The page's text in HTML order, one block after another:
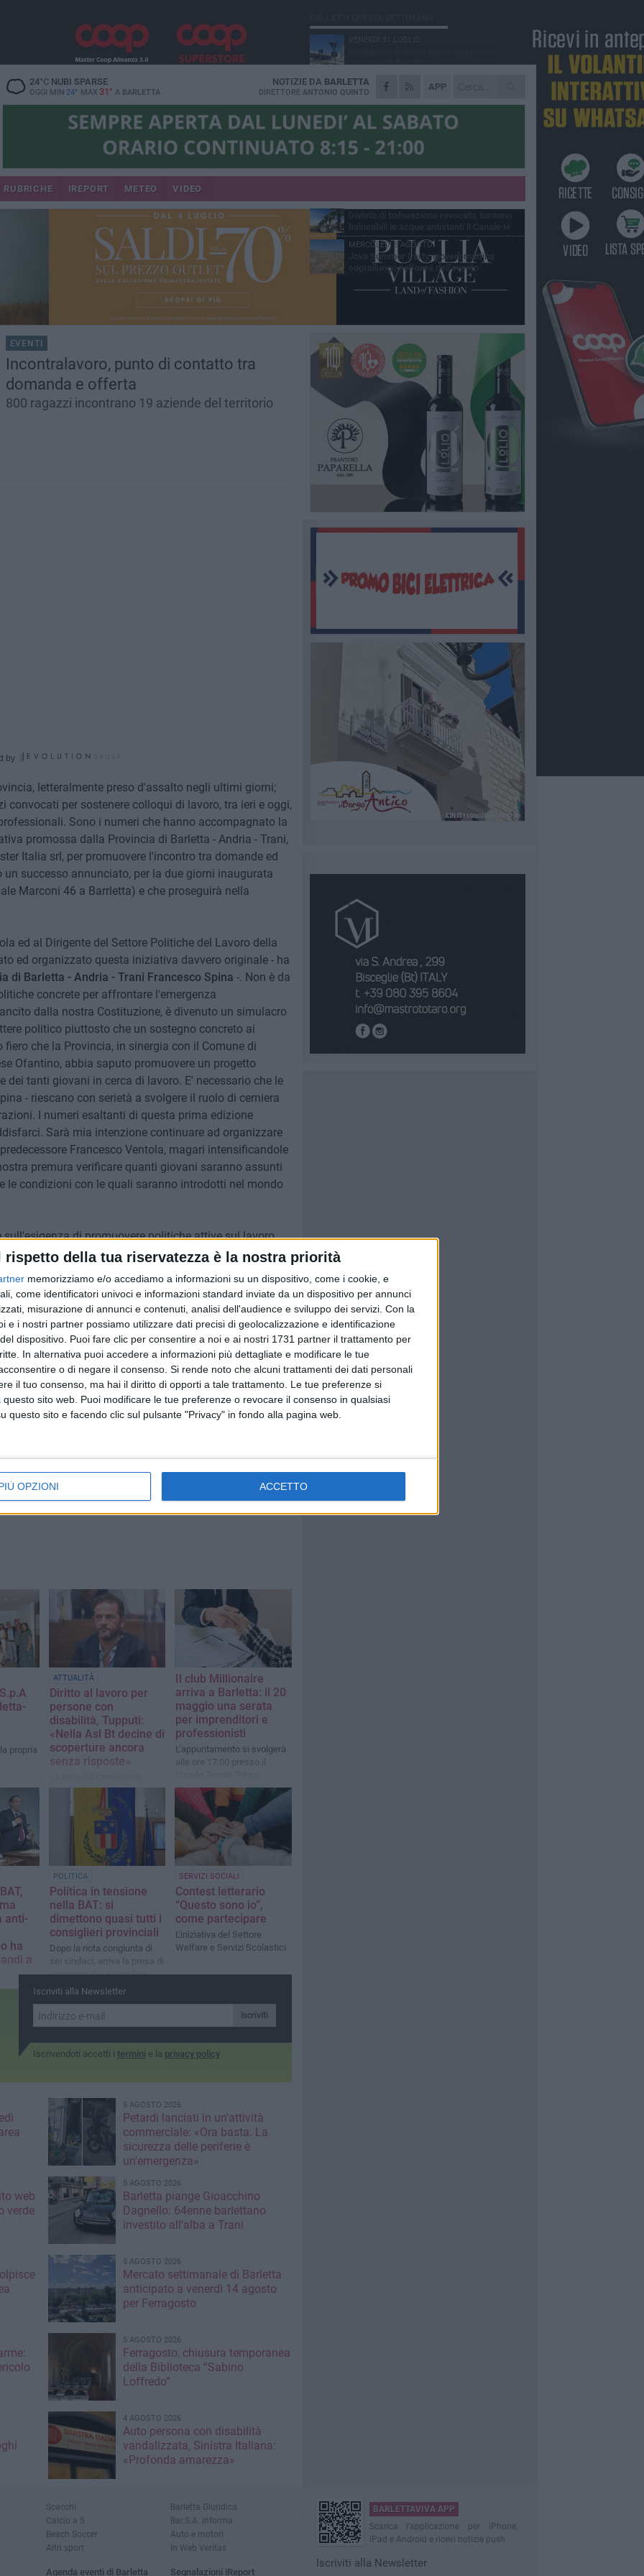
rispetto della tua riservatezza è la nostra priorità
memorizziamo e/o accediamo a informazioni su un dispositivo, come i cookie, e
come identificatori univoci e informazioni standard inviate da un dispositivo per annunci
misurazione di annunci e contenuti, analisi dell'audience e sviluppo dei servizi. Con la
e i nostri partner possiamo utilizzare dati precisi di geolocalizzazione e identificazione
dispositivo. Puoi fare clic per consentire a noi e ai nostri 1731 partner il trattamento per
In alternativa puoi accedere a informazioni più dettagliate e modificare le tue
o di negare il consenso. Si rende noto che alcuni trattamenti dei dati personali
il tuo consenso, ma hai il diritto di opporti a tale trattamento. Le tue preferenze si
sito web. Puoi modificare le tue preferenze o revocare il consenso in qualsiasi
questo sito e facendo clic sul pulsante "Privacy" in fondo alla pagina web.
OPZIONI ACCETTO
24°CNUBI SPARSE
OGGI MIN 24° MAX 31° A BARLETTA
APP
NOTIZIE DA BARLETTA
DIRETTORE ANTONIO QUINTO
RUBRICHE IREPORT METEO VIDEO
EVENTI
Incontralavoro, punto di contatto tra
domanda e offerta
800 ragazzi incontrano 19 aziende del territorio
by
letteralmente preso d'assalto negli ultimi giorni;
convocati per sostenere colloqui di lavoro, tra ieri e oggi,
Sono i numeri che hanno accompagnato la
promossa dalla Provincia di Barletta - Andria - Trani,
Italia srl, per promuovere l'incontro tra domande ed
successo annunciato, per la due giorni inaugurata
Marconi 46 a Barrletta) e che proseguirà nella
ed al Dirigente del Settore Politiche del Lavoro della
ed organizzato questa iniziativa davvero originale - ha
di Barletta - Andria - Trani Francesco Spina -. Non è da
concrete per affrontare l'emergenza
dalla nostra Costituzione, è divenuto un simulacro
politico piuttosto che un sostegno concreto ai
che la Provincia, in sinergia con il Comune di
Ofantino, abbia saputo promuovere un progetto
dei tanti giovani in cerca di lavoro. E' necessario che le
- riescano con serietà a svolgere il ruolo di cerniera
I numeri esaltanti di questa prima edizione
Sarà mia intenzione continuare ad organizzare
Francesco Ventola, magari intensificandole
premura verificare quanti giovani saranno assunti
le condizioni con le quali saranno introdotti nel mondo
di promuovere politiche attive sul lavoro
sempre crescente soprattutto tra le nuove generazioni,
una crisi che continua a colpire duramente la coesione
illusioni ma assumersi la responsabilità di
che valorizzi tutte le potenzialità produttive, culturali e
tra le istituzioni e le associazioni imprenditoriali
ha salutato i partecipanti a "Incontralavoro", «Gli
colloqui di lavoro, con 19 aziende in cerca di
di avere contatti diretti e misurarsi con le potenzialità e
condizioni di oggi del mercato del lavoro, senza così
della sfida da affrontare».
propria
ATTUALITÀ
Diritto al lavoro per
persone con
disabilità, Tupputi:
«Nella Asl Bt decine di
scoperture ancora
senza risposte»
Comunale Vito Tupputi
Il club Millionaire
arriva a Barletta: il 20
maggio una serata
per imprenditori e
professionisti
L’appuntamento si svolgerà
alle ore 17:00 presso il
Simmen”
anti-
ha
a
non ha
POLITICA
Politica in tensione
nella BAT: si
dimettono quasi tutti i
consiglieri provinciali
Dopo la nota congiunta di
sei sindaci, arriva la presa di
posizione dei consiglieri
SERVIZI SOCIALI
Contest letterario
“Questo sono io”,
come partecipare
L'iniziativa del Settore
Welfare e Servizi Scolastici
Iscriviti alla Newsletter
Iscriviti
Iscrivendoti accetti i termini e la privacy policy
5 AGOSTO 2026
Petardi lanciati in un'attività
commerciale: «Ora basta. La
sicurezza delle periferie è
un'emergenza»
web
verde
5 AGOSTO 2026
Barletta piange Gioacchino
Dagnello: 64enne barlettano
investito all'alba a Trani
5 AGOSTO 2026
Mercato settimanale di Barletta
anticipato a venerdì 14 agosto
per Ferragosto
5 AGOSTO 2026
Ferragosto, chiusura temporanea
della Biblioteca “Sabino
Loffredo”
4 AGOSTO 2026
Auto persona con disabilità
vandalizzata, Sinistra Italiana:
«Profonda amarezza»
stazione di Barletta
MERCOLEDÌ 5 AGOSTO
Barletta piange Gioacchino Dagnello:
64enne barlettano investito all'alba a Trani
GIOVEDÌ 30 LUGLIO
gioielleria, banditi in fuga
Beni confiscati alla mafia. Nasce il servizio
VENERDÌ 31 LUGLIO
MERCOLEDÌ 5 AGOSTO
Jova Summer Party, giovedì mattina
sopralluogo nell'area dell'evento
Scacchi
Calcio a 5
Beach Soccer
Altri sport
Agenda eventi di Barletta
Barletta Giuridica
Bar.S.A. informa
Auto e motori
In Web Veritas
Segnalazioni iReport
BARLETTAVIVA APP
Scarica l'applicazione per iPhone,
iPad e Android e ricevi notizie push
Iscriviti alla Newsletter